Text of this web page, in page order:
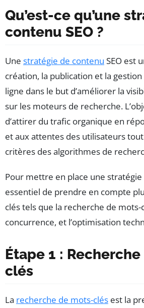
Qu’est-ce qu’une
contenu SEO ?
Une stratégie de contenu SEO est
création, la publication et la
ligne dans le but d’améliorer la
sur les moteurs de recherche.
d’attirer du trafic organique en
et aux attentes des utilisateurs
critères des algorithmes de
Pour mettre en place une
essentiel de prendre en compte
clés tels que la recherche de mots-
concurrence, et l’optimisation
Étape 1 :
clés
La recherche de mots-clés est la